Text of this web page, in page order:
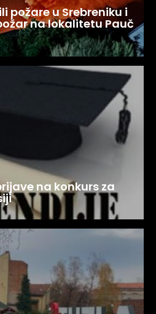
požare u Srebreniku i
na lokalitetu Pauč
na konkurs za